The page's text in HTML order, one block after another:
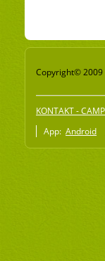
Copyright© 2009
KONTAKT -
App: Android